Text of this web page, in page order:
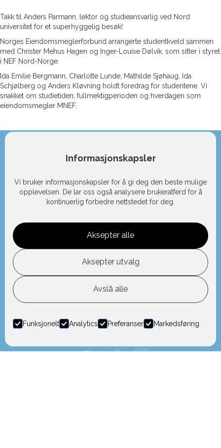
Informasjonskapsler
Vi bruker informasjonskapsler for å gi deg den beste mulige
opplevelsen. De lar oss også analysere brukeratferd for å
kontinuerlig forbedre nettstedet for deg.
Aksepter alle
Aksepter utvalg
Avslå alle
Funksjonelt Analytics Preferanser Markedsføring
Takk til Anders Parmann, lektor og studieansvarlig ved Nord
universitet for et superhyggelig besøk!
Norges Eiendomsmeglerforbund arrangerte studentkveld sammen
med Christer Mehus Hagen og Inger-Louise Dølvik, som sitter i styret
i NEF Nord-Norge.
Ida Emilie Bergmann, Charlotte Lunde, Mathilde Sjøhaug, Ida
Schjølberg og Anders Kløvning holdt foredrag for studentene. Vi
snakket om studietiden, fullmektigperioden og hverdagen som
eiendomsmegler MNEF.
+47 951 85 186